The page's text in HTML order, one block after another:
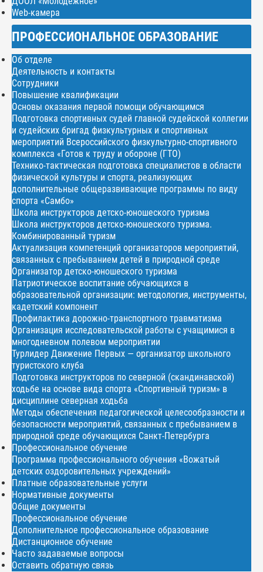
Web-камера
ПРОФЕССИОНАЛЬНОЕ ОБРАЗОВАНИЕ
Об отделе
Деятельность и контакты
Сотрудники
Повышение квалификации
Основы оказания первой помощи обучающимся
Подготовка спортивных судей главной судейской коллегии
и судейских бригад физкультурных и спортивных
мероприятий Всероссийского физкультурно-спортивного
комплекса «Готов к труду и обороне (ГТО)
Технико-тактическая подготовка специалистов в области
физической культуры и спорта, реализующих
дополнительные общеразвивающие программы по виду
спорта «Самбо»
Школа инструкторов детско-юношеского туризма
Школа инструкторов детско-юношеского туризма.
Комбинированный туризм
Актуализация компетенций организаторов мероприятий,
связанных с пребыванием детей в природной среде
Организатор детско-юношеского туризма
Патриотическое воспитание обучающихся в
образовательной организации: методология, инструменты,
кадетский компонент
Профилактика дорожно-транспортного травматизма
Организация исследовательской работы с учащимися в
многодневном полевом мероприятии
Турлидер Движение Первых — организатор школьного
туристского клуба
Подготовка инструкторов по северной (скандинавской)
ходьбе на основе вида спорта «Спортивный туризм» в
дисциплине северная ходьба
Методы обеспечения педагогической целесообразности и
безопасности мероприятий, связанных с пребыванием в
природной среде обучающихся Санкт-Петербурга
Профессиональное обучение
Программа профессионального обучения «Вожатый
детских оздоровительных учреждений»
Платные образовательные услуги
Нормативные документы
Общие документы
Профессиональное обучение
Дополнительное профессиональное образование
Дистанционное обучение
Часто задаваемые вопросы
Оставить обратную связь